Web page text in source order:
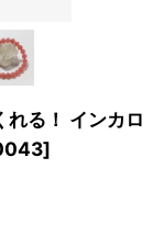
る！ インカロ
]